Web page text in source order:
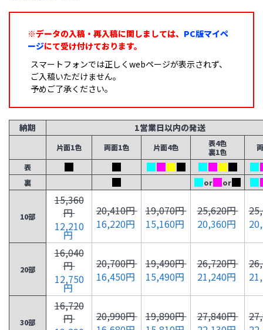
※データの入稿・再入稿に関しましては、 PC版マイペ
ージにて受け付けております。
スマートフォンでは正しくwebページが表示されず、
ご入稿いただけません。
予めご了承ください。
納期 1営業日以内の発送
片面1色 両面1色 片面4色
表4色
裏1色
表
裏
or or
10部
15,360
円
12,210
円
20,410円
16,220円
19,070円
15,160円
25,620円
20,360円
20部
16,040
円
12,750
円
20,700円
16,450円
19,490円
15,490円
26,720円
21,240円
30部
16,720
円
20,990円 19,890円
27,840円